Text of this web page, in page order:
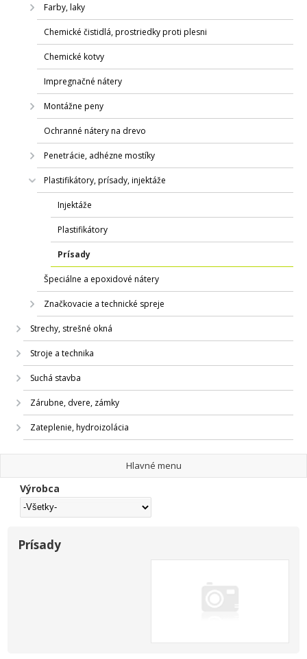
Farby, laky
Chemické čistidlá, prostriedky proti plesni
Chemické kotvy
Impregnačné nátery
Montážne peny
Ochranné nátery na drevo
Penetrácie, adhézne mostíky
Plastifikátory, prísady, injektáže
Injektáže
Plastifikátory
Prísady
Špeciálne a epoxidové nátery
Značkovacie a technické spreje
Strechy, strešné okná
Stroje a technika
Suchá stavba
Zárubne, dvere, zámky
Zateplenie, hydroizolácia
Hlavné menu
Výrobca
Prísady